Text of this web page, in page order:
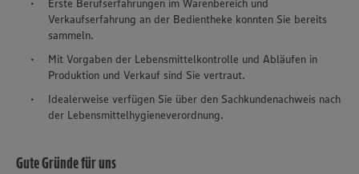
Erste Berufserfahrungen im Warenbereich und
Verkaufserfahrung an der Bedientheke konnten Sie bereits
sammeln.
Mit Vorgaben der Lebensmittelkontrolle und Abläufen in
Produktion und Verkauf sind Sie vertraut.
Idealerweise verfügen Sie über den Sachkundenachweis nach
der Lebensmittelhygieneverordnung.
Gute Gründe für uns